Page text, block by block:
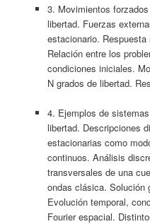
3. Movimientos
libertad. Fuerzas
estacionario.
Relación entre los
condiciones iniciales.
N grados de libertad.
4. Ejemplos de
libertad. Descripciones
estacionarias como
continuos. Análisis
transversales de una
ondas clásica. Solución
Evolución temporal,
Fourier espacial.